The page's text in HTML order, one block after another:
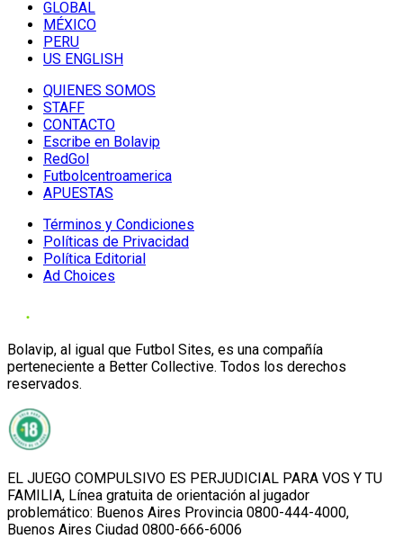
GLOBAL
MÉXICO
PERU
US ENGLISH
QUIENES SOMOS
STAFF
CONTACTO
Escribe en Bolavip
RedGol
Futbolcentroamerica
APUESTAS
Términos y Condiciones
Políticas de Privacidad
Política Editorial
Ad Choices
Bolavip, al igual que Futbol Sites, es una compañía
perteneciente a Better Collective. Todos los derechos
reservados.
EL JUEGO COMPULSIVO ES PERJUDICIAL PARA VOS Y TU
FAMILIA, Línea gratuita de orientación al jugador
problemático: Buenos Aires Provincia 0800-444-4000,
Buenos Aires Ciudad 0800-666-6006